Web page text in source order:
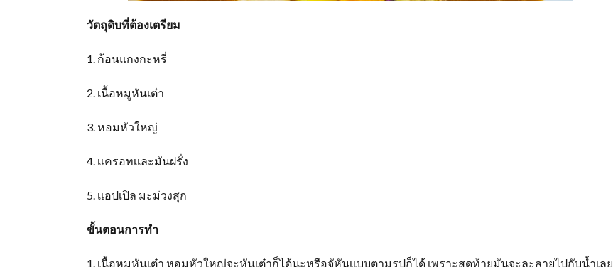
วัตถุดิบที่ต้องเตรียม
1. ก้อนแกงกะหรี่
2. เนื้อหมูหันเต๋า
3. หอมหัวใหญ่
4. เเครอทเเละมันฝรั่ง
5. เเอปเปิล มะม่วงสุก
ขั้นตอนการทำ
1. เนื้อหมูหันเต๋า หอมหัวใหญ่จะหันเต๋าก็ได้นะหรือจัหันเเบบตามรูปก็ได้ เพราะสุดท้ายมันจะละลายไปกับน้ำเลย